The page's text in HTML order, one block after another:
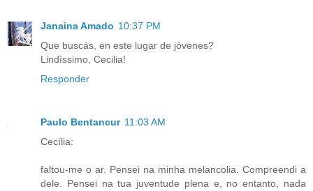
Janaina Amado 10:37 PM
Que buscás, en este lugar de jóvenes?
Lindíssimo, Cecilia!
Responder
Paulo Bentancur 11:03 AM
Cecília:
faltou-me o ar. Pensei na minha melancolia. Compreendi a
dele. Pensei na tua juventude plena e, no entanto, nada